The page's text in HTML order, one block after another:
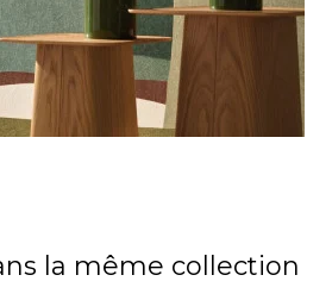
la même collection